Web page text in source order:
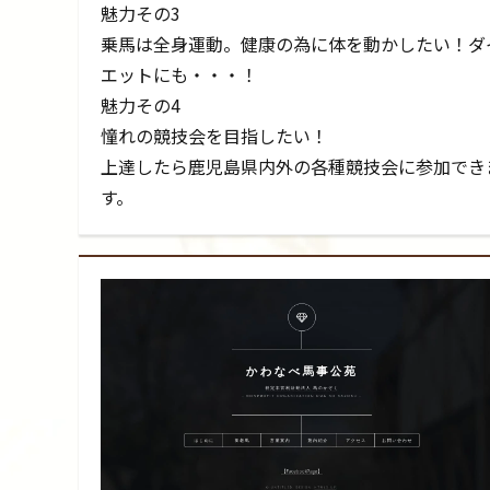
魅力その3
乗馬は全身運動。健康の為に体を動かしたい！
エットにも・・・！
魅力その4
憧れの競技会を目指したい！
上達したら鹿児島県内外の各種競技会に参加で
す。